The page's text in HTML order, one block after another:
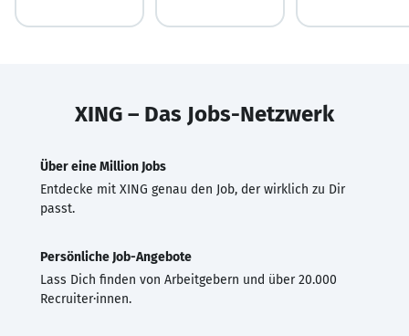
XING – Das Jobs-Netzwerk
Über eine Million Jobs
Entdecke mit XING genau den Job, der wirklich zu Dir
passt.
Persönliche Job-Angebote
Lass Dich finden von Arbeitgebern und über 20.000
Recruiter·innen.